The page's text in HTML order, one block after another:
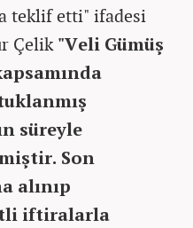
teklif etti" ifadesi
Çelik"Veli Gümüş
süreyle
Son
alınıp
iftiralarla